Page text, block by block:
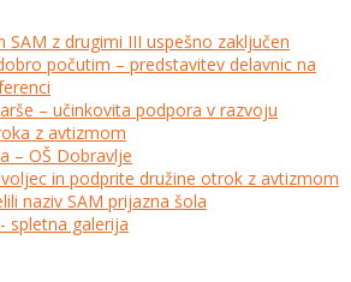
SAM z drugimi III uspešno zaključen
počutim – predstavitev delavnic na
– učinkovita podpora v razvoju
z avtizmom
– OŠ Dobravlje
in podprite družine otrok z avtizmom
naziv SAM prijazna šola
spletna galerija